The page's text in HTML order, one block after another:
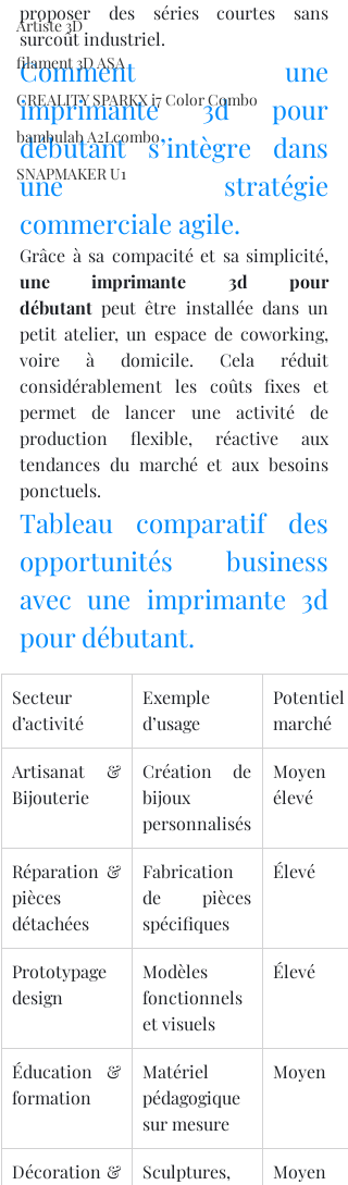
Artiste 3D
filament 3D ASA
CREALITY SPARKX i7 Color Combo
bambulab A2Lcombo
SNAPMAKER U1
proposer des séries courtes sans
surcoût industriel.
Comment une
imprimante 3d pour
débutant s’intègre dans
une stratégie
commerciale agile.
une imprimante 3d pour
débutant peut être installée dans un
petit atelier, un espace de coworking,
voire à domicile. Cela réduit
considérablement les coûts fixes et
permet de lancer une activité de
production flexible, réactive aux
tendances du marché et aux besoins
ponctuels.
Tableau comparatif des
opportunités business
avec une imprimante 3d
pour débutant.
Secteur
d’activité
Exemple
d’usage
marché
Artisanat &
Bijouterie
Création de
bijoux
personnalisés
élevé
Réparation &
pièces
détachées
Fabrication
de pièces
spécifiques
Élevé
Prototypage
design
Modèles
fonctionnels
et visuels
Élevé
Éducation &
formation
Matériel
pédagogique
sur mesure
Moyen
Décoration &
Sculptures,
Moyen